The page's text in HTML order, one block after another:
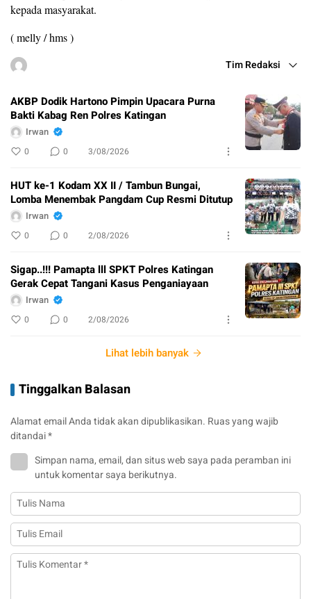
kepada masyarakat.
( melly / hms )
Tim Redaksi
AKBP Dodik Hartono Pimpin Upacara Purna
Bakti Kabag Ren Polres Katingan
Irwan
0 0 3/08/2026
HUT ke-1 Kodam XX II / Tambun Bungai,
Lomba Menembak Pangdam Cup Resmi Ditutup
Irwan
0 0 2/08/2026
Sigap..!!! Pamapta lll SPKT Polres Katingan
Gerak Cepat Tangani Kasus Penganiayaan
Irwan
0 0 2/08/2026
Lihat lebih banyak
Tinggalkan Balasan
Alamat email Anda tidak akan dipublikasikan. Ruas yang wajib
ditandai*
Simpan nama, email, dan situs web saya pada peramban ini
untuk komentar saya berikutnya.